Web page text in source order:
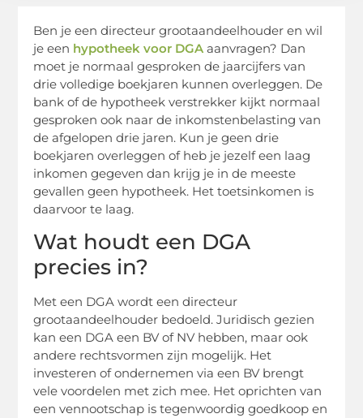
Ben je eendirecteur grootaandeelhouder en wil
je een hypotheek voor DGA aanvragen? Dan
moet je normaal gesproken de jaarcijfers van
drie volledige boekjaren kunnen overleggen. De
bank of de hypotheek verstrekker kijkt normaal
gesproken ook naar de inkomstenbelasting van
de afgelopen drie jaren. Kun je geen drie
boekjaren overleggen of heb je jezelf een laag
inkomen gegeven dan krijg je in de meeste
gevallen geen hypotheek. Hettoetsinkomen is
daarvoor te laag.
Wat houdt een DGA
precies in?
Met een DGA wordt eendirecteur
grootaandeelhouder bedoeld. Juridisch gezien
kan een DGA een BV of NV hebben, maar ook
andere rechtsvormen zijn mogelijk. Het
investeren of ondernemen via een BV brengt
vele voordelen met zich mee. Het oprichten van
een vennootschap is tegenwoordig goedkoop en